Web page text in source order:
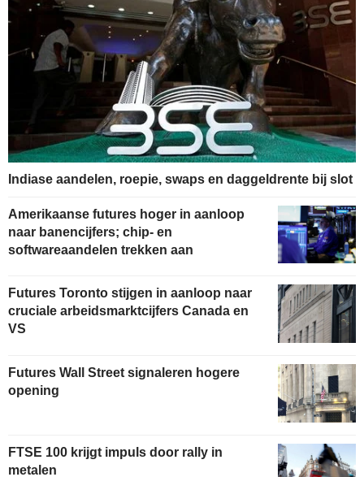
Indiase aandelen, roepie, swaps en daggeldrente bij slot
Amerikaanse futures hoger in aanloop
naar banencijfers; chip- en
softwareaandelen trekken aan
Futures Toronto stijgen in aanloop naar
cruciale arbeidsmarktcijfers Canada en
VS
Futures Wall Street signaleren hogere
opening
FTSE 100 krijgt impuls door rally in
metalen